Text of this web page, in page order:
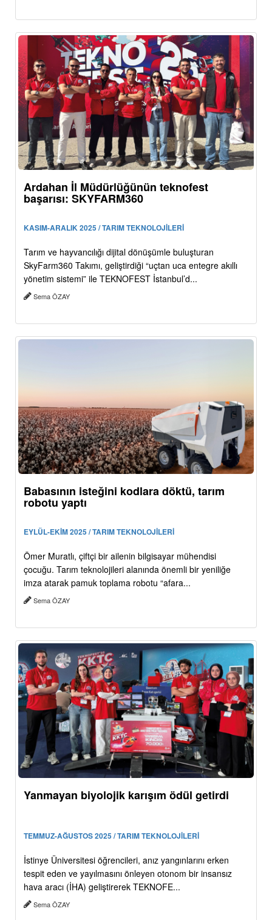
Ardahan İl Müdürlüğünün teknofest
başarısı: SKYFARM360
KASIM-ARALIK 2025 / TARIM TEKNOLOJİLERİ
Tarım ve hayvancılığı dijital dönüşümle buluşturan
SkyFarm360 Takımı, geliştirdiği “uçtan uca entegre akıllı
yönetim sistemi” ile TEKNOFEST İstanbul’d...
Sema ÖZAY
Babasının isteğini kodlara döktü, tarım
robotu yaptı
EYLÜL-EKİM 2025 / TARIM TEKNOLOJİLERİ
Ömer Muratlı, çiftçi bir ailenin bilgisayar mühendisi
çocuğu. Tarım teknolojileri alanında önemli bir yeniliğe
imza atarak pamuk toplama robotu “afara...
Sema ÖZAY
Yanmayan biyolojik karışım ödül getirdi
TEMMUZ-AĞUSTOS 2025 / TARIM TEKNOLOJİLERİ
İstinye Üniversitesi öğrencileri, anız yangınlarını erken
tespit eden ve yayılmasını önleyen otonom bir insansız
hava aracı (İHA) geliştirerek TEKNOFE...
Sema ÖZAY